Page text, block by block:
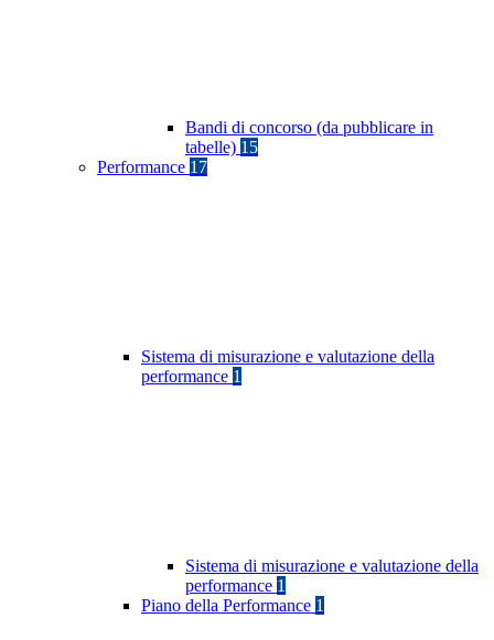
Bandi di concorso (da pubblicare in
tabelle) 15
Performance 17
Sistema di misurazione e valutazione della
performance 1
Sistema di misurazione e valutazione della
performance 1
Piano della Performance 1